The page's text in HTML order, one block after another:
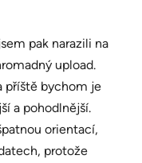
pak narazili na
upload.
příště bychom je
a pohodlnější.
orientací,
protože